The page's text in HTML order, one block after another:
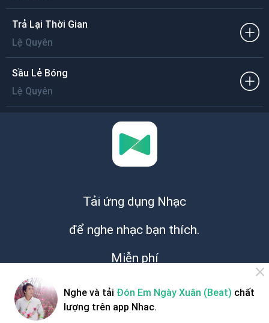
Trả Lại Thời Gian
Lệ Quyên
Sầu Lẻ Bóng
Lệ Quyên
Tải ứng dụng Nhạc
để nghe nhạc bạn thích.
Miễn phí
Nghe và tải Đón Em Ngày Xuân (Beat) chất
lượng trên app Nhac.